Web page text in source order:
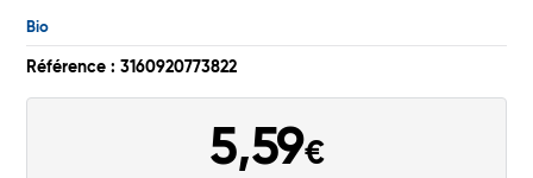
Bio
Référence : 3160920773822
5,59€